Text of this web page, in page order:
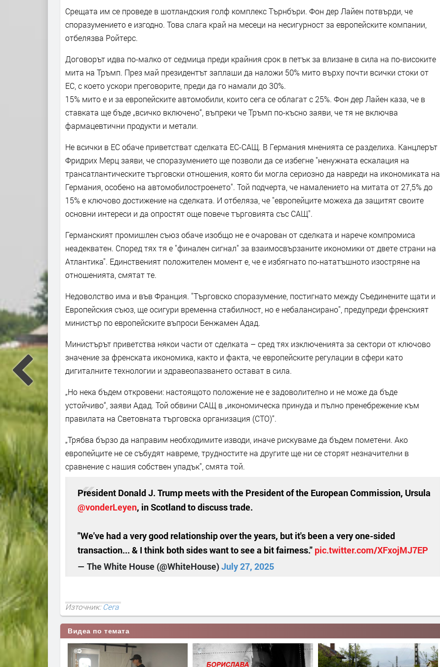
Срещата им се проведе в шотландския голф комплекс Търнбъри. Фон дер Лайен потвърди, че
споразумението е изгодно. Това слага край на месеци на несигурност за европейските компании,
отбелязва Ройтерс.
Договорът идва по-малко от седмица преди крайния срок в петък за влизане в сила на по-високите
мита на Тръмп. През май президентът заплаши да наложи 50% мито върху почти всички стоки от
ЕС, с което ускори преговорите, преди да го намали до 30%.
15% мито е и за европейските автомобили, които сега се облагат с 25%. Фон дер Лайен каза, че в
ставката ще бъде „всичко включено“, въпреки че Тръмп по-късно заяви, че тя не включва
фармацевтични продукти и метали.
Не всички в ЕС обаче приветстват сделката ЕС-САЩ. В Германия мненията се разделиха. Канцлерът
Фридрих Мерц заяви, че споразумението ще позволи да се избегне "ненужната ескалация на
трансатлантическите търговски отношения, която би могла сериозно да навреди на икономиката на
Германия, особено на автомобилостроенето". Той подчерта, че намалението на митата от 27,5% до
15% е ключово достижение на сделката. И отбеляза, че "европейците можеха да защитят своите
основни интереси и да опростят още повече търговията със САЩ".
Германският промишлен съюз обаче изобщо не е очарован от сделката и нарече компромиса
неадекватен. Според тях тя е "финален сигнал" за взаимосвързаните икономики от двете страни на
Атлантика". Единственият положителен момент е, че е избягнато по-нататъшното изостряне на
отношенията, смятат те.
Недоволство има и във Франция. "Търговско споразумение, постигнато между Съединените щати и
Европейския съюз, ще осигури временна стабилност, но е небалансирано", предупреди френският
министър по европейските въпроси Бенжамен Адад.
Министърът приветства някои части от сделката – сред тях изключенията за сектори от ключово
значение за френската икономика, както и факта, че европейските регулации в сфери като
дигиталните технологии и здравеопазването остават в сила.
„Но нека бъдем откровени: настоящото положение не е задоволително и не може да бъде
устойчиво“, заяви Адад. Той обвини САЩ в „икономическа принуда и пълно пренебрежение към
правилата на Световната търговска организация (СТО)“.
„Трябва бързо да направим необходимите изводи, иначе рискуваме да бъдем пометени. Ако
европейците не се събудят навреме, трудностите на другите ще ни се сторят незначителни в
сравнение с нашия собствен упадък", смята той.
President Donald J. Trump meets with the President of the European Commission, Ursula
@vonderLeyen, in Scotland to discuss trade.
"We've had a very good relationship over the years, but it's been a very one-sided
transaction... & I think both sides want to see a bit fairness." pic.twitter.com/XFxojMJ7EP
— The White House (@WhiteHouse)July 27, 2025
Източник:Сега
Видеа по темата